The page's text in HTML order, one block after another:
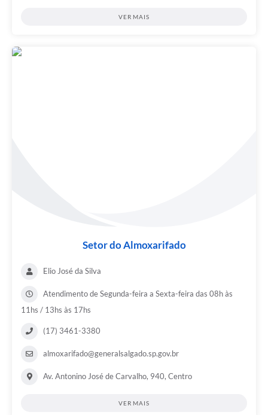
VER MAIS
Setor do Almoxarifado
Elio José da Silva
Atendimento de Segunda-feira a Sexta-feira das 08h às
11hs / 13hs às 17hs
(17) 3461-3380
almoxarifado@generalsalgado.sp.gov.br
Av. Antonino José de Carvalho, 940, Centro
VER MAIS